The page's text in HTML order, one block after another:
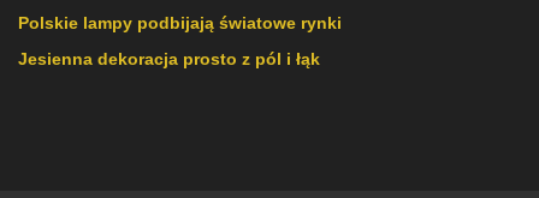
Polskie lampy podbijają światowe rynki
Jesienna dekoracja prosto z pól i łąk